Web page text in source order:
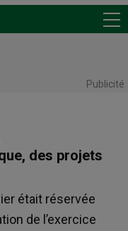
Publicité
des projets
était réservée
de l’exercice